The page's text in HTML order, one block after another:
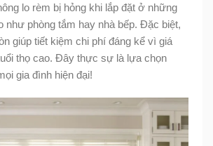
lo rèm bị hỏng khi lắp đặt ở những
như phòng tắm hay nhà bếp. Đặc biệt,
giúp tiết kiệm chi phí đáng kể vì giá
thọ cao. Đây thực sự là lựa chọn
gia đình hiện đại!